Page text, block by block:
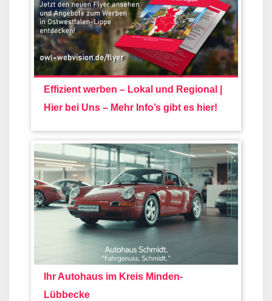
Effizient werben – Lokal und Regional |
Hier bei Uns – Mehr Info’s gibt es hier!
Ihr Autohaus im Kreis Minden-
Lübbecke